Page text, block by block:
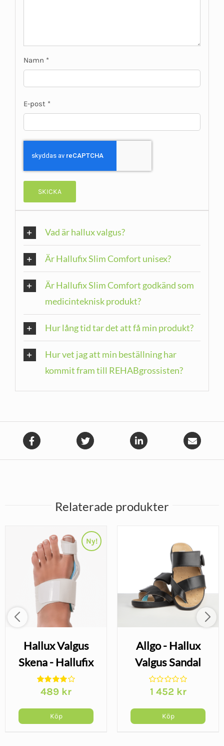
Namn *
E-post *
Vad är hallux valgus?
Är Hallufix Slim Comfort unisex?
Är Hallufix Slim Comfort godkänd som
medicinteknisk produkt?
Hur lång tid tar det att få min produkt?
Hur vet jag att min beställning har
kommit fram till REHABgrossisten?
Relaterade produkter
Ny!
Hallux Valgus
Skena - Hallufix
Classic
489 kr
Köp
Allgo - Hallux
Valgus Sandal
1 452 kr
Köp